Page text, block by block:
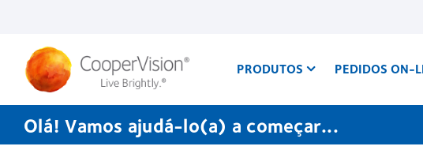
conteúdo
principal PRODUTOS PEDIDOS ON-
Olá! Vamos ajudá-lo(a) a começar...